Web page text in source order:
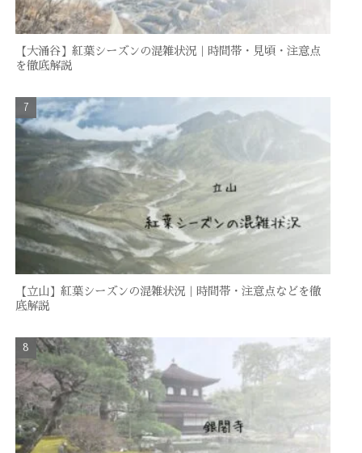
【大涌谷】紅葉シーズンの混雑状況｜時間帯・見頃・注意点
を徹底解説
【立山】紅葉シーズンの混雑状況｜時間帯・注意点などを徹
底解説